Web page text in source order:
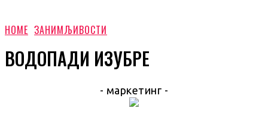
HOME ЗАНИМЉИВОСТИ
ВОДОПАДИ ИЗУБРЕ
- маркетинг -